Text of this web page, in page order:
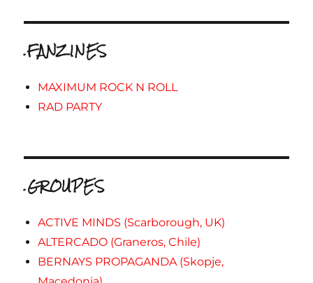
.FANZINES
MAXIMUM ROCK N ROLL
RAD PARTY
.GROUPES
ACTIVE MINDS (Scarborough, UK)
ALTERCADO (Graneros, Chile)
BERNAYS PROPAGANDA (Skopje,